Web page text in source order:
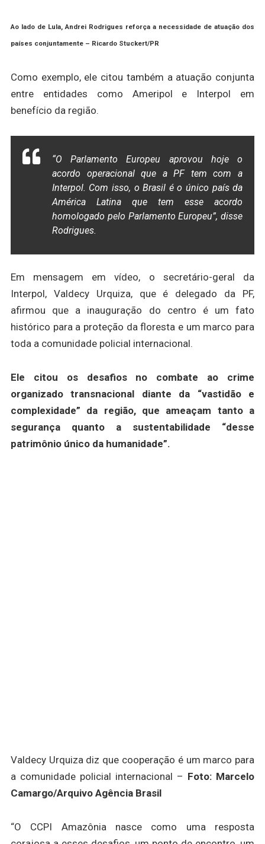
Ao lado de Lula, Andrei Rodrigues reforça a necessidade de atuação dos
países conjuntamente – Ricardo Stuckert/PR
Como exemplo, ele citou também a atuação conjunta
entre entidades como Ameripol e Interpol em
benefício da região.
“O Parlamento Europeu aprovou hoje o
acordo operacional que a PF tem com a
Interpol. Com isso, o Brasil é o único país da
América Latina que tem esse acordo
homologado pelo Parlamento Europeu”, disse
Rodrigues.
Em mensagem em vídeo, o secretário-geral da
Interpol, Valdecy Urquiza, que é delegado da PF,
afirmou que a inauguração do centro é um fato
histórico para a proteção da floresta e um marco para
toda a comunidade policial internacional.
Ele citou os desafios no combate ao crime
organizado transnacional diante da “vastidão e
complexidade” da região, que ameaçam tanto a
segurança quanto a sustentabilidade “desse
patrimônio único da humanidade”.
Valdecy Urquiza diz que cooperação é um marco para
a comunidade policial internacional – Foto: Marcelo
Camargo/Arquivo Agência Brasil
“O CCPI Amazônia nasce como uma resposta